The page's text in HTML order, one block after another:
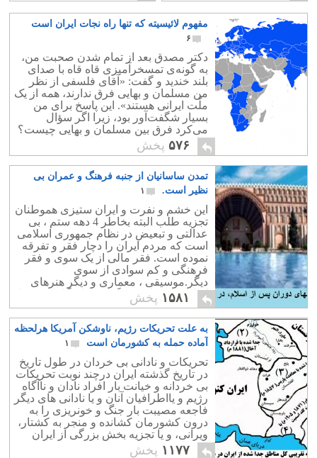
مفهوم لائیسیته که تنها راه نجات ایران است
۶
دکتر مصدق بعد از تمام شدن صحبت من،
به گونه‌ی تمسخرآمیزی قاه قاه با صدای
بلند خندید و گفت: «آقای فلسفی از نظر
من مسلمان و بهایی فرق ندارند، همه از یک
ملّت ایرانی هستند». این پاسخ برای من
بسیار شگفت‌آور بود، زیرا اگر سؤال
می‌کرد فرق بین مسلمان و بهایی چیست؟
برایش توضیح می‌دادم، اما با آن خنده
تمسخر‌آمیز و موهن، دیگر جایی برای
صحبت کردن و توضیح دادن باقی نماند، لذا
سکوت کردم، هنگامی که به محضر
آیت‌الله العظمی بروجردی رسیدم و ماجرا
را گفتم، او نیز با حالت تحیّر پیام مصدق را
استماع نمود.
۵۷۶ پخش
تمدن ساسانیان از جنبه فرهنگ و عمران بی
نظیر است.
۱
این خشم و نفرت و ایران ستیزی هموطنان
تجزیه طلب البته بخاطر 4 دهه ستم ، بی
عدالتی و تبعیض در نظام جمهوری اسلامی
است که مردم ایران را دچار فقر و تفرقه
نموده است. فقر مالی از یک سوی و فقر
فرهنگی و کم سوادی از سوی
دیگر.موسیقی ، معماری و دیگر هنرهای
ایرانی را دریابیم و نگذاریم تا بیگانه بودن با
فرهنگ خویش ، تیشه به ریشه هویت و
خودباوری ایران بزند. فرهنگ ایران زمین
متعلق به یک قوم خاص نیست و نیاکان
همه ما در ایجاد این فرهنگ سهیم بوده اند.
هر چقدر کسانی از سر بغض و کینه به
فرهنگ ایران فحاشی کنند و آنرا انکار نمایند
، آثار باقیمانده دروغ ایشان را برملا می
کند. ایران پیش از اسلام کشوری آباد و
پیشرفته بوده است. آنقدر که آثارش تا
امروز هم باقیست.
۱۵۸۱ پخش
به علت تحریکات رژیم، ناوشکن آمریکا هرلحظه
آماده حمله به کشورمان است
۱
تحریکات و نادانی بی خردان در طول تاریخ
در تاریخ گذشته ایران درچند نوبت تحریکات
بی خردانه و خیانت بار افراد نادان و ناآگاه
رژیم و یااطرافیان آنان و یا نادانی های دیگر
فاجعه مصیبت بار جنگ و خونریزی را به
درون کشورمان کشانده و منجر به کشتار،
ویرانی، و یا تجزیه بخش بزرگی از ایران
شده است:
۱۱۷۷ پخش